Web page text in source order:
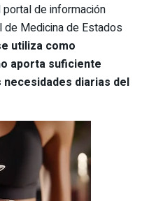
de información
de Medicina de Estados
utiliza como
aporta suficiente
diarias del